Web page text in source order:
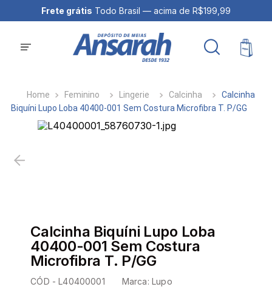
Frete grátis Todo Brasil — acima de R$199,99
Feminino Lingerie Calcinha
Calcinha
Biquíni Lupo Loba 40400-001 Sem Costura Microfibra T. P/GG
Calcinha Biquíni Lupo Loba
40400-001 Sem Costura
Microfibra T. P/GG
CÓD -L40400001 Marca:Lupo